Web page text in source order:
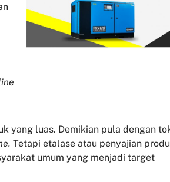
yang luas. Demikian pula dengan
Tetapi etalase atau penyajian
umum yang menjadi target